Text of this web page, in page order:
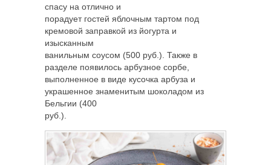
спасу на отлично и
порадует гостей яблочным тартом под
кремовой заправкой из йогурта и
изысканным
ванильным соусом (500 руб.). Также в
разделе появилось арбузное сорбе,
выполненное в виде кусочка арбуза и
украшенное знаменитым шоколадом из
Бельгии (400
руб.).